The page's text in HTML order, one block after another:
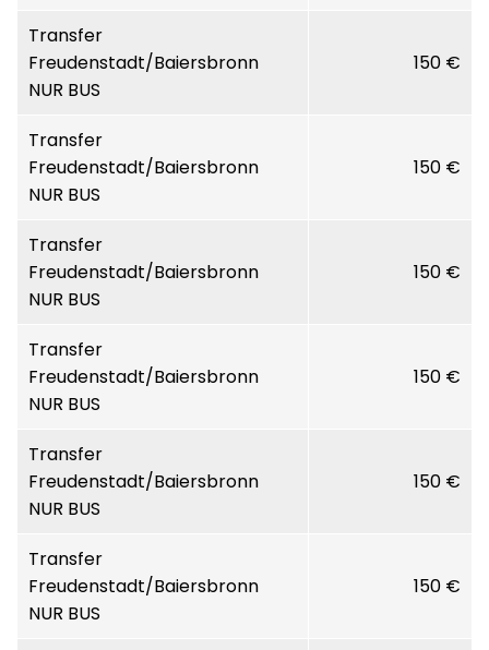
Transfer
Freudenstadt/Baiersbronn
NUR BUS
150 €
Transfer
Freudenstadt/Baiersbronn
NUR BUS
150 €
Transfer
Freudenstadt/Baiersbronn
NUR BUS
150 €
Transfer
Freudenstadt/Baiersbronn
NUR BUS
150 €
Transfer
Freudenstadt/Baiersbronn
NUR BUS
150 €
Transfer
Freudenstadt/Baiersbronn
NUR BUS
150 €